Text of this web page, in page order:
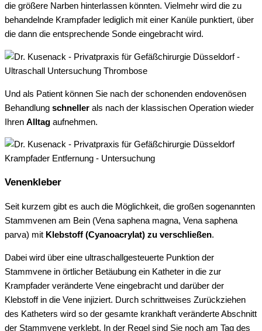
die größere Narben hinterlassen könnten. Vielmehr wird die zu
behandelnde Krampfader lediglich mit einer Kanüle punktiert, über
die dann die entsprechende Sonde eingebracht wird.
Und als Patient können Sie nach der schonenden endovenösen
Behandlung schneller als nach der klassischen Operation wieder
Ihren Alltag aufnehmen.
Venenkleber
Seit kurzem gibt es auch die Möglichkeit, die großen sogenannten
Stammvenen am Bein (Vena saphena magna, Vena saphena
parva) mit Klebstoff (Cyanoacrylat) zu verschließen.
Dabei wird über eine ultraschallgesteuerte Punktion der
Stammvene in örtlicher Betäubung ein Katheter in die zur
Krampfader veränderte Vene eingebracht und darüber der
Klebstoff in die Vene injiziert. Durch schrittweises Zurückziehen
des Katheters wird so der gesamte krankhaft veränderte Abschnitt
der Stammvene verklebt. In der Regel sind Sie noch am Tag des